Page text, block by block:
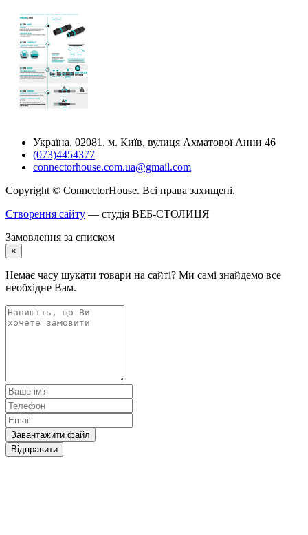
Україна, 02081, м. Київ, вулиця Ахматової Анни 46
(073)4454377
connectorhouse.com.ua@gmail.com
Copyright © ConnectorHouse. Всі права захищені.
Створення сайту — студія ВЕБ-СТОЛИЦЯ
Замовлення за списком
×
Немає часу шукати товари на сайті? Ми самі знайдемо все
необхідне Вам.
Завантажити файл